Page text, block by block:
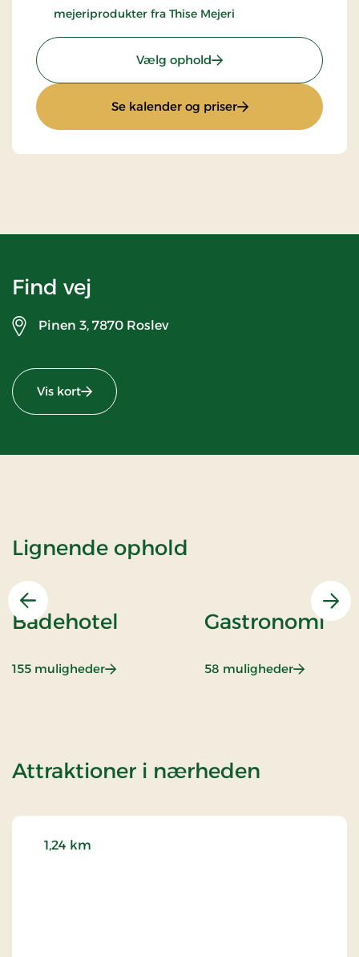
mejeriprodukter fra Thise Mejeri
Vælg ophold: Standardpris
Se kalender og priser: Standardpris
Find vej
Pinen 3, 7870 Roslev
Vis kort
Lignende ophold
Forrige
Badehotel
155 muligheder: Badehotel
Gastronomi
58 muligheder:
Attraktioner i nærheden
1,24 km